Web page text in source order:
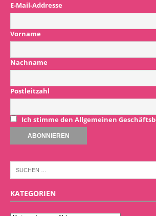
E-Mail-Addresse
Vorname
Nachname
Postleitzahl
Ich stimme den Allgemeinen
KATEGORIEN